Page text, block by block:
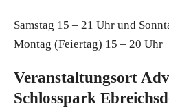
Samstag 15 – 21 Uhr und
Montag (Feiertag) 15 – 20 Uhr
Veranstaltungsort
Schlosspark